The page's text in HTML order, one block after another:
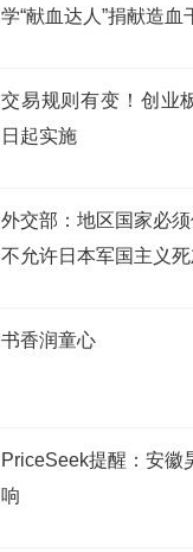
学“献血达人”捐献造血
交易规则有变！创业
日起实施
外交部：地区国家必
不允许日本军国主义
书香润童心
PriceSeek提醒：安徽
响